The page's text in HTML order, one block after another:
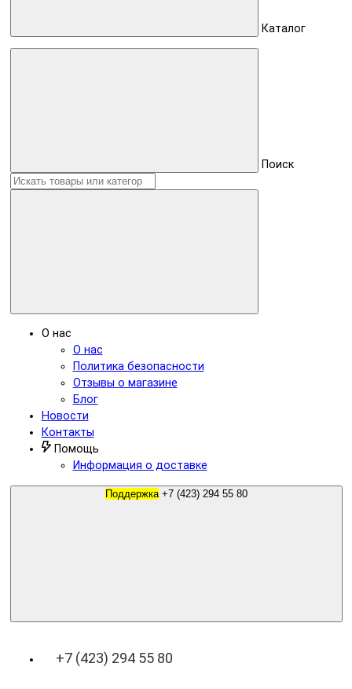
Каталог
Поиск
О нас
О нас
Политика безопасности
Отзывы о магазине
Блог
Новости
Контакты
Помощь
Информация о доставке
Поддержка +7 (423) 294 55 80
+7 (423) 294 55 80